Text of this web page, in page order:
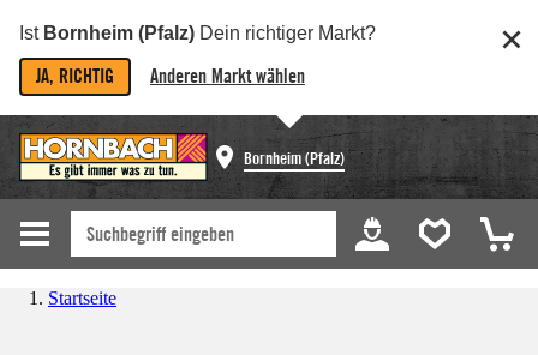
Ist Bornheim (Pfalz) Dein richtiger Markt?
JA, RICHTIG Anderen Markt wählen
Bornheim (Pfalz)
Startseite